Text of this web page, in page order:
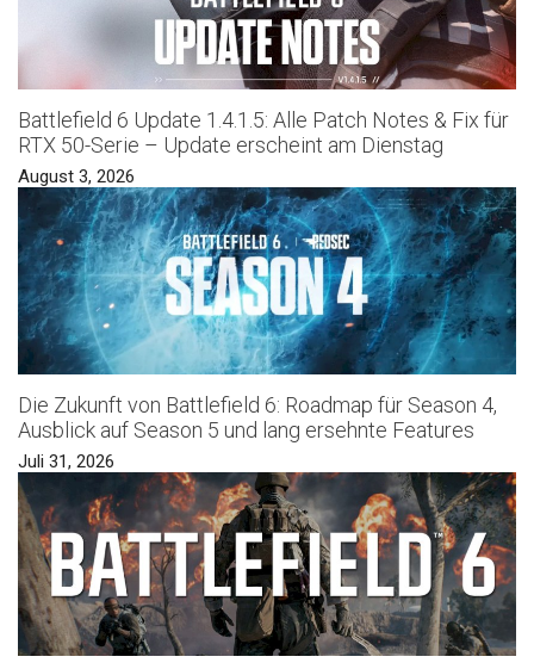
Battlefield 6 Update 1.4.1.5: Alle Patch Notes & Fix für
RTX 50-Serie – Update erscheint am Dienstag
August 3, 2026
Die Zukunft von Battlefield 6: Roadmap für Season 4,
Ausblick auf Season 5 und lang ersehnte Features
Juli 31, 2026